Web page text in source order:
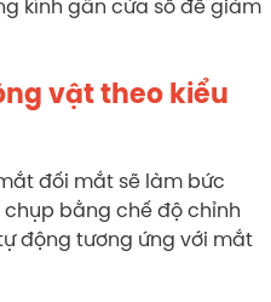
kính gần cửa sổ để giảm
vật theo kiểu
đối mắt sẽ làm bức
chụp bằng chế độ chỉnh
động tương ứng với mắt